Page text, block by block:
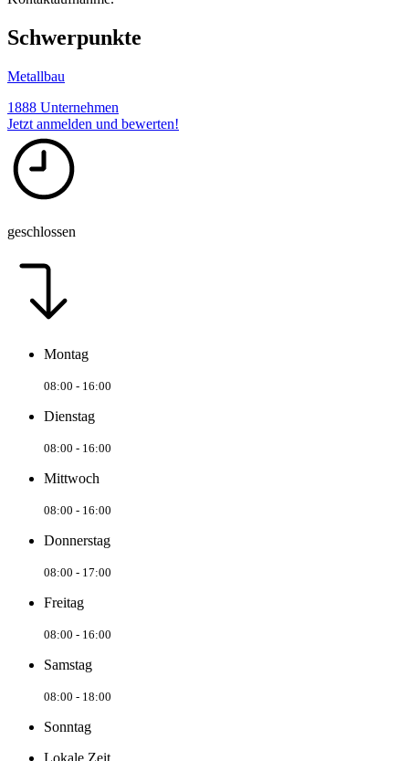
Schwerpunkte
Metallbau
1888 Unternehmen
Jetzt anmelden und bewerten!
geschlossen
Montag
08:00 - 16:00
Dienstag
08:00 - 16:00
Mittwoch
08:00 - 16:00
Donnerstag
08:00 - 17:00
Freitag
08:00 - 16:00
Samstag
08:00 - 18:00
Sonntag
Lokale Zeit